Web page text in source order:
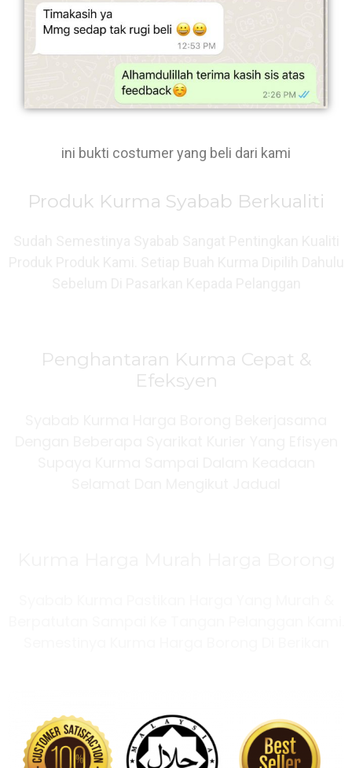
ini bukti costumer yang beli dari kami
Produk Kurma Syabab Berkualiti
Penghantaran Kurma Cepat &
Efeksyen